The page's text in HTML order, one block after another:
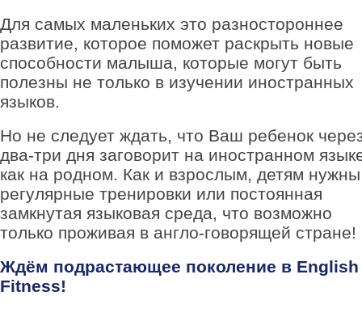
Для самых маленьких это разностороннее
развитие, которое поможет раскрыть новые
способности малыша, которые могут быть
полезны не только в изучении иностранных
языков.
Но не следует ждать, что Ваш ребенок
два-три дня заговорит на иностранном
как на родном. Как и взрослым, детям нужны
регулярные тренировки или постоянная
замкнутая языковая среда, что возможно
только проживая в англо-говорящей стране!
Ждём подрастающее поколение в English
Fitness!